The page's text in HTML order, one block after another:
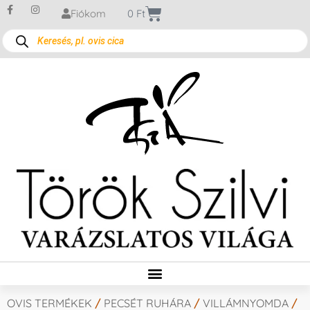
Fiókom 0 Ft
OVIS TERMÉKEK / PECSÉT RUHÁRA / VILLÁMNYOMDA /